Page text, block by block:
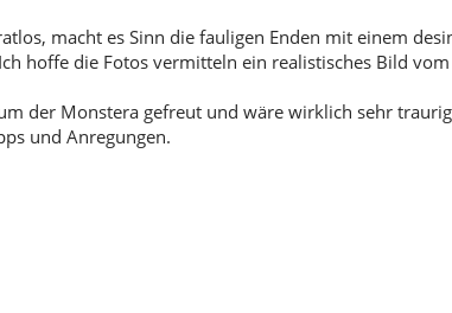
macht es Sinn die fauligen Enden mit einem
hoffe die Fotos vermitteln ein realistisches Bild
der Monstera gefreut und wäre wirklich sehr
und Anregungen.